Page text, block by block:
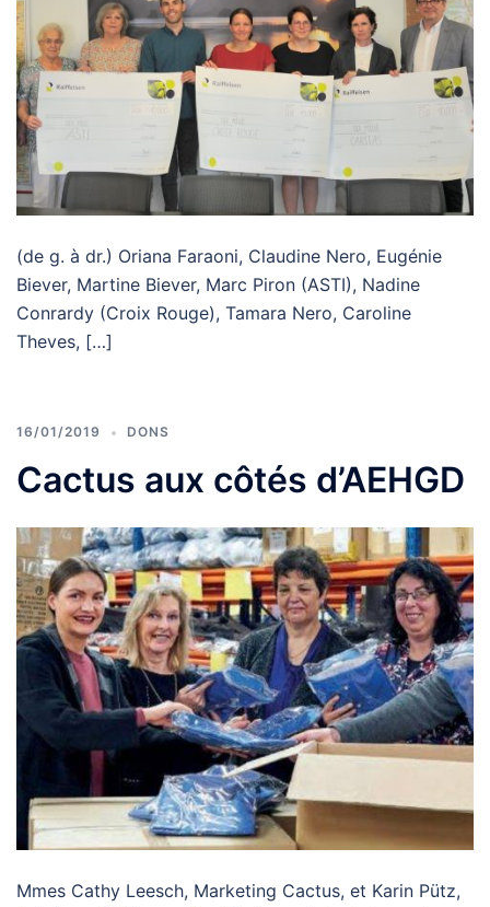
(de g. à dr.) Oriana Faraoni, Claudine Nero, Eugénie
Biever, Martine Biever, Marc Piron (ASTI), Nadine
Conrardy (Croix Rouge), Tamara Nero, Caroline
Theves, […]
16/01/2019 DONS
Cactus aux côtés d’AEHGD
Mmes Cathy Leesch, Marketing Cactus, et Karin Pütz,